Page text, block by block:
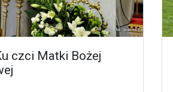
czci Matki Bożej